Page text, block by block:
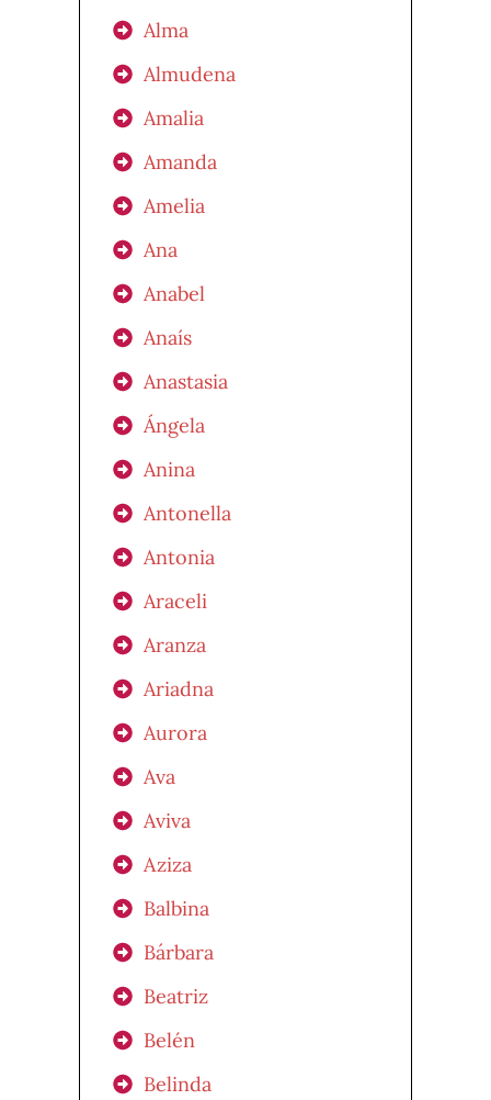
Alma
Almudena
Amalia
Amanda
Amelia
Ana
Anabel
Anaís
Anastasia
Ángela
Anina
Antonella
Antonia
Araceli
Aranza
Ariadna
Aurora
Ava
Aviva
Aziza
Balbina
Bárbara
Beatriz
Belén
Belinda